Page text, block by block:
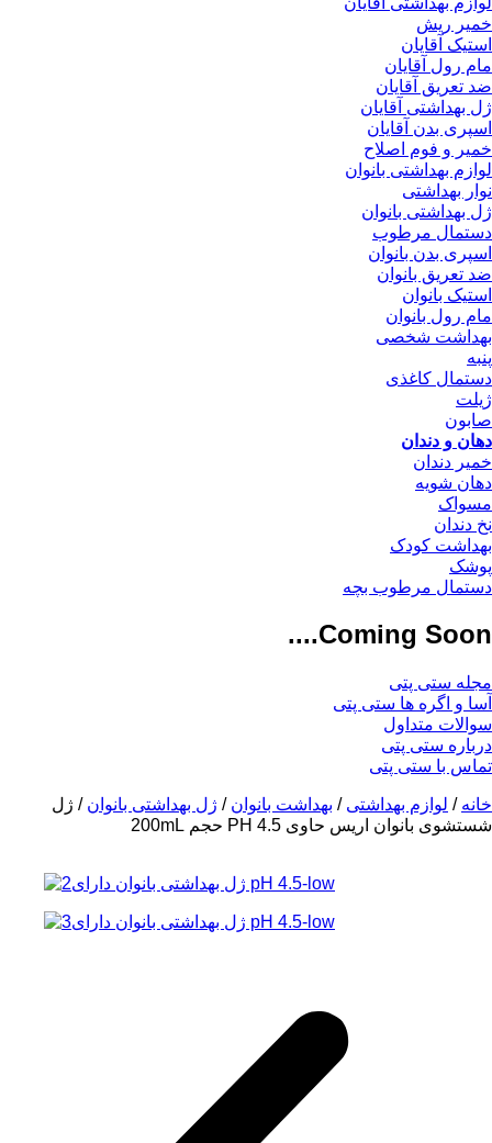
خمیر ریش
استیک آقایان
مام رول آقایان
ضد تعریق آقایان
ژل بهداشتی آقایان
اسپری بدن آقایان
خمیر و فوم اصلاح
لوازم بهداشتی بانوان
نوار بهداشتی
ژل بهداشتی بانوان
دستمال مرطوب
اسپری بدن بانوان
ضد تعریق بانوان
استیک بانوان
مام رول بانوان
بهداشت شخصی
پنبه
دستمال کاغذی
ژیلت
صابون
دهان و دندان
خمیر دندان
دهان شویه
مسواک
نخ دندان
بهداشت کودک
پوشک
دستمال مرطوب بچه
Coming Soon....
مجله ستی پتی
آسا و اگره ها ستی پتی
سوالات متداول
درباره ستی پتی
تماس با ستی پتی
خانه / لوازم بهداشتی / بهداشت بانوان / ژل بهداشتی بانوان / ژل
شستشوی بانوان اریس حاوی PH 4.5 حجم 200mL